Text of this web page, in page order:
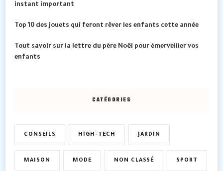
instant important
Top 10 des jouets qui feront rêver les enfants cette année
Tout savoir sur la lettre du père Noël pour émerveiller vos
enfants
CATÉGORIES
CONSEILS HIGH-TECH JARDIN
MAISON MODE NON CLASSÉ SPORT